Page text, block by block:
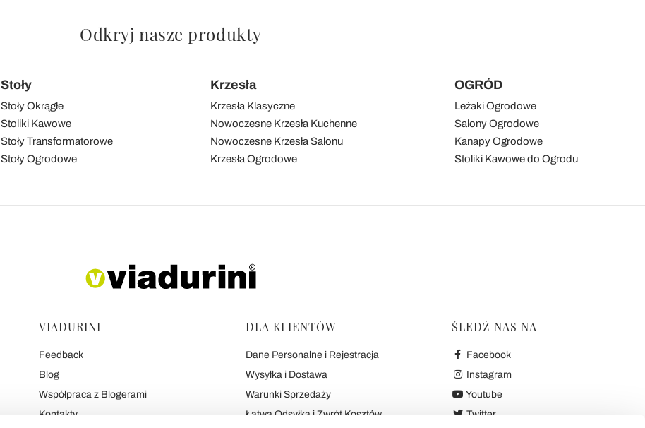
Odkryj nasze produkty
Stoły
Stoły Okrągłe
Stoliki Kawowe
Stoły Transformatorowe
Stoły Ogrodowe
Krzesła
Krzesła Klasyczne
Nowoczesne Krzesła Kuchenne
Nowoczesne Krzesła Salonu
Krzesła Ogrodowe
OGRÓD
Leżaki Ogrodowe
Salony Ogrodowe
Kanapy Ogrodowe
Stoliki Kawowe do Ogrodu
VIADURINI
Feedback
Blog
Współpraca z Blogerami
Kontakty
DLA KLIENTÓW
Dane Personalne i Rejestracja
Wysyłka i Dostawa
Warunki Sprzedaży
Łatwa Odsyłka i Zwrót Kosztów
ŚLEDŹ NAS NA
Facebook
Instagram
Youtube
Twitter